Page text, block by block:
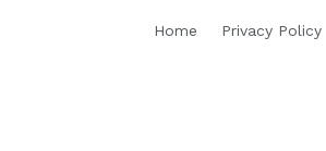
Home Privacy Policy